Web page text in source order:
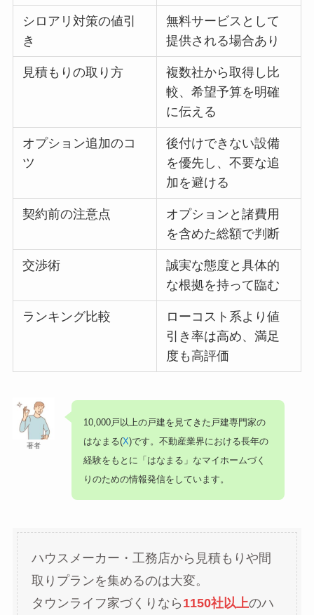
シロアリ対策の値引
き
無料サービスとして
提供される場合あり
見積もりの取り方
複数社から取得し比
較、希望予算を明確
に伝える
オプション追加のコ
ツ
後付けできない設備
を優先し、不要な追
加を避ける
契約前の注意点
オプションと諸費用
を含めた総額で判断
交渉術
誠実な態度と具体的
な根拠を持って臨む
ランキング比較
ローコスト系より値
引き率は高め、満足
度も高評価
著者
10,000戸以上の戸建を見てきた戸建専門家の
はなまる(X)です。不動産業界における長年の
経験をもとに「はなまる」なマイホームづく
りのための情報発信をしています。
ハウスメーカー・工務店から見積もりや間
取りプランを集めるのは大変。
タウンライフ家づくりなら 1150社以上のハ